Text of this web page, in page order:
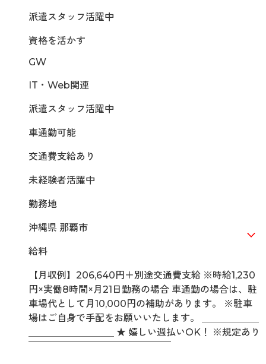
派遣スタッフ活躍中
資格を活かす
GW
IT・Web関連
派遣スタッフ活躍中
車通勤可能
交通費支給あり
未経験者活躍中
勤務地
沖縄県 那覇市
給料
【月収例】206,640円＋別途交通費支給 ※時給1,230
円×実働8時間×月21日勤務の場合 車通勤の場合は、駐
車場代として月10,000円の補助があります。 ※駐車
場はご自身で手配をお願いいたします。 ＿＿＿＿＿＿
＿＿＿＿＿＿＿＿＿ ★ 嬉しい週払いOK！ ※規定あり